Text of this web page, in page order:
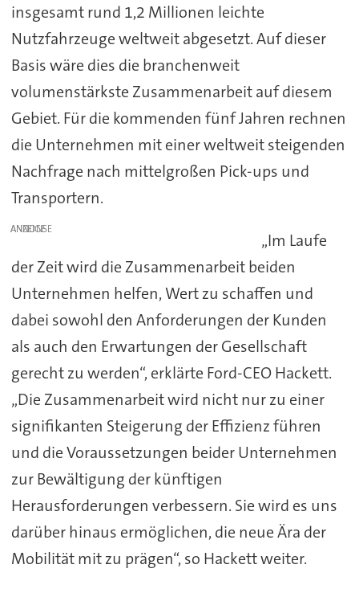
insgesamt rund 1,2 Millionen leichte
Nutzfahrzeuge weltweit abgesetzt. Auf dieser
Basis wäre dies die branchenweit
volumenstärkste Zusammenarbeit auf diesem
Gebiet. Für die kommenden fünf Jahren rechnen
die Unternehmen mit einer weltweit steigenden
Nachfrage nach mittelgroßen Pick-ups und
Transportern.
ANZEIGE
„Im Laufe
der Zeit wird die Zusammenarbeit beiden
Unternehmen helfen, Wert zu schaffen und
dabei sowohl den Anforderungen der Kunden
als auch den Erwartungen der Gesellschaft
gerecht zu werden“, erklärte Ford-CEO Hackett.
„Die Zusammenarbeit wird nicht nur zu einer
signifikanten Steigerung der Effizienz führen
und die Voraussetzungen beider Unternehmen
zur Bewältigung der künftigen
Herausforderungen verbessern. Sie wird es uns
darüber hinaus ermöglichen, die neue Ära der
Mobilität mit zu prägen“, so Hackett weiter.